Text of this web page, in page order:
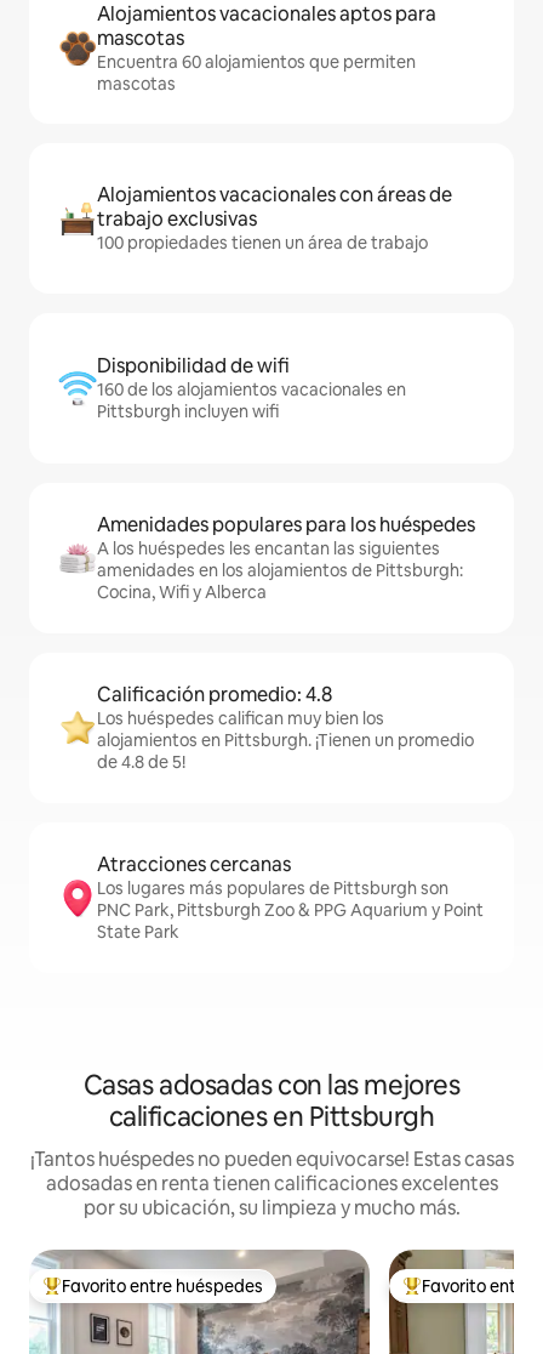
Alojamientos vacacionales aptos para
mascotas
Encuentra 60 alojamientos que permiten
mascotas
Alojamientos vacacionales con áreas de
trabajo exclusivas
100 propiedades tienen un área de trabajo
Disponibilidad de wifi
160 de los alojamientos vacacionales en
Pittsburgh incluyen wifi
Amenidades populares para los huéspedes
A los huéspedes les encantan las siguientes
amenidades en los alojamientos de Pittsburgh:
Cocina, Wifi y Alberca
Calificación promedio: 4.8
Los huéspedes califican muy bien los
alojamientos en Pittsburgh. ¡Tienen un promedio
de 4.8 de 5!
Atracciones cercanas
Los lugares más populares de Pittsburgh son
PNC Park, Pittsburgh Zoo & PPG Aquarium y Point
State Park
Casas adosadas con las mejores
calificaciones en Pittsburgh
¡Tantos huéspedes no pueden equivocarse! Estas casas
adosadas en renta tienen calificaciones excelentes
por su ubicación, su limpieza y mucho más.
De los mejores en Favorito entre huéspedes
Favorito entre huéspedes De los mejores
Favorito entre